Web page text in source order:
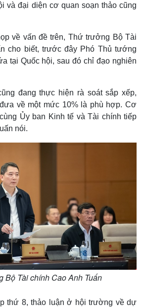
và đại diện cơ quan soạn thảo cũng
về vấn đề trên, Thứ trưởng Bộ Tài
cho biết, trước đây Phó Thủ tướng
tại Quốc hội, sau đó chỉ đạo nghiên
đang thực hiện rà soát sắp xếp,
về một mức 10% là phù hợp. Cơ
Ủy ban Kinh tế và Tài chính tiếp
nói.
Bộ Tài chính Cao Anh Tuấn
thứ 8, thảo luận ở hội trường về dự